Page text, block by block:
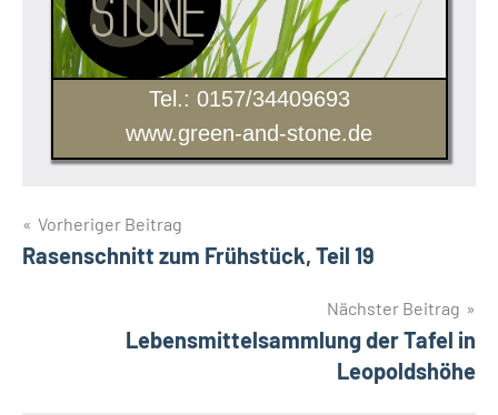
Tel.: 0157/34409693
www.green-and-stone.de
Beitragsnavigation
Vorheriger Beitrag
Rasenschnitt zum Frühstück, Teil 19
Nächster Beitrag
Lebensmittelsammlung der Tafel in
Leopoldshöhe